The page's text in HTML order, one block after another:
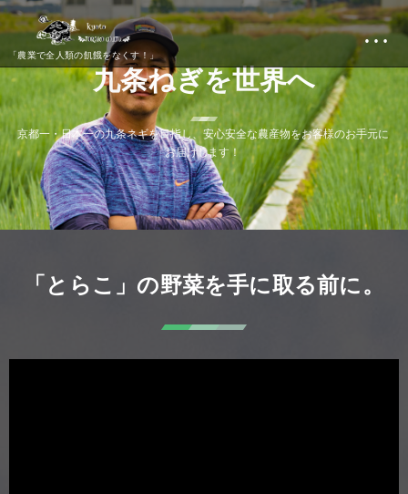
「農業で全人類の飢餓をなくす！」
…
九条ねぎを世界へ
京都一 ・日本一の九条ネギを目指し 、安心安全な農産物をお客様のお手元に
お届け します！
「とらこ」の野菜を手に取る前に。